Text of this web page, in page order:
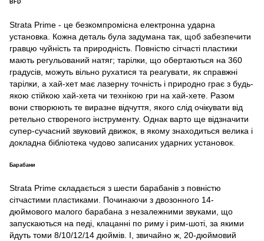
BFD
Strata Prime - це безкомпромісна електронна ударна
установка. Кожна деталь була задумана так, щоб забезпечити
гравцю чуйність та природність. Повністю сітчасті пластики
мають регульований натяг; тарілки, що обертаються на 360
градусів, можуть вільно рухатися та реагувати, як справжні
тарілки, а хай-хет має лазерну точність і природно грає з будь-
якою стійкою хай-хета чи технікою гри на хай-хете. Разом
вони створюють те виразне відчуття, якого слід очікувати від
ретельно створеного інструменту. Однак варто ще відзначити
супер-сучасний звуковий движок, в якому знаходиться велика і
докладна бібліотека чудово записаних ударних установок.
Барабани
Strata Prime складається з шести барабанів з повністю
сітчастими пластиками. Починаючи з двозонного 14-
дюймового малого барабана з незалежними звуками, що
запускаються на педі, клацанні по риму і рим-шоті, за якими
йдуть томи 8/10/12/14 дюймів. І, звичайно ж, 20-дюймовий